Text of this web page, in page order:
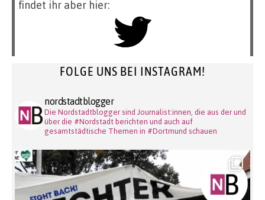
findet ihr aber hier:
FOLGE UNS BEI INSTAGRAM!
nordstadtblogger
Die Nordstadtblogger sind Journalist:innen, die aus der und
über die #Nordstadt berichten und auch auf
gesamtstädtische Themen in #Dortmund schauen